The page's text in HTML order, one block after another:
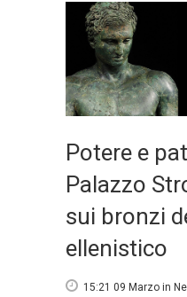
Potere e
Palazzo
sui bronzi
ellenistico
15:21 09 Marzo in